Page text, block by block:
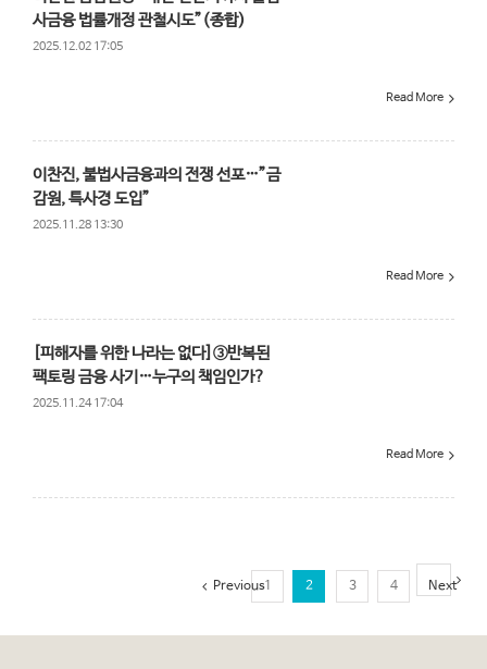
사금융 법률개정 관철시도”(종합)
2025.12.02 17:05
Read More
이찬진, 불법사금융과의 전쟁 선포…”금
감원, 특사경 도입”
2025.11.28 13:30
Read More
[피해자를 위한 나라는 없다]③반복된
팩토링 금융 사기…누구의 책임인가?
2025.11.24 17:04
Read More
Previous1 2 3 4 Next